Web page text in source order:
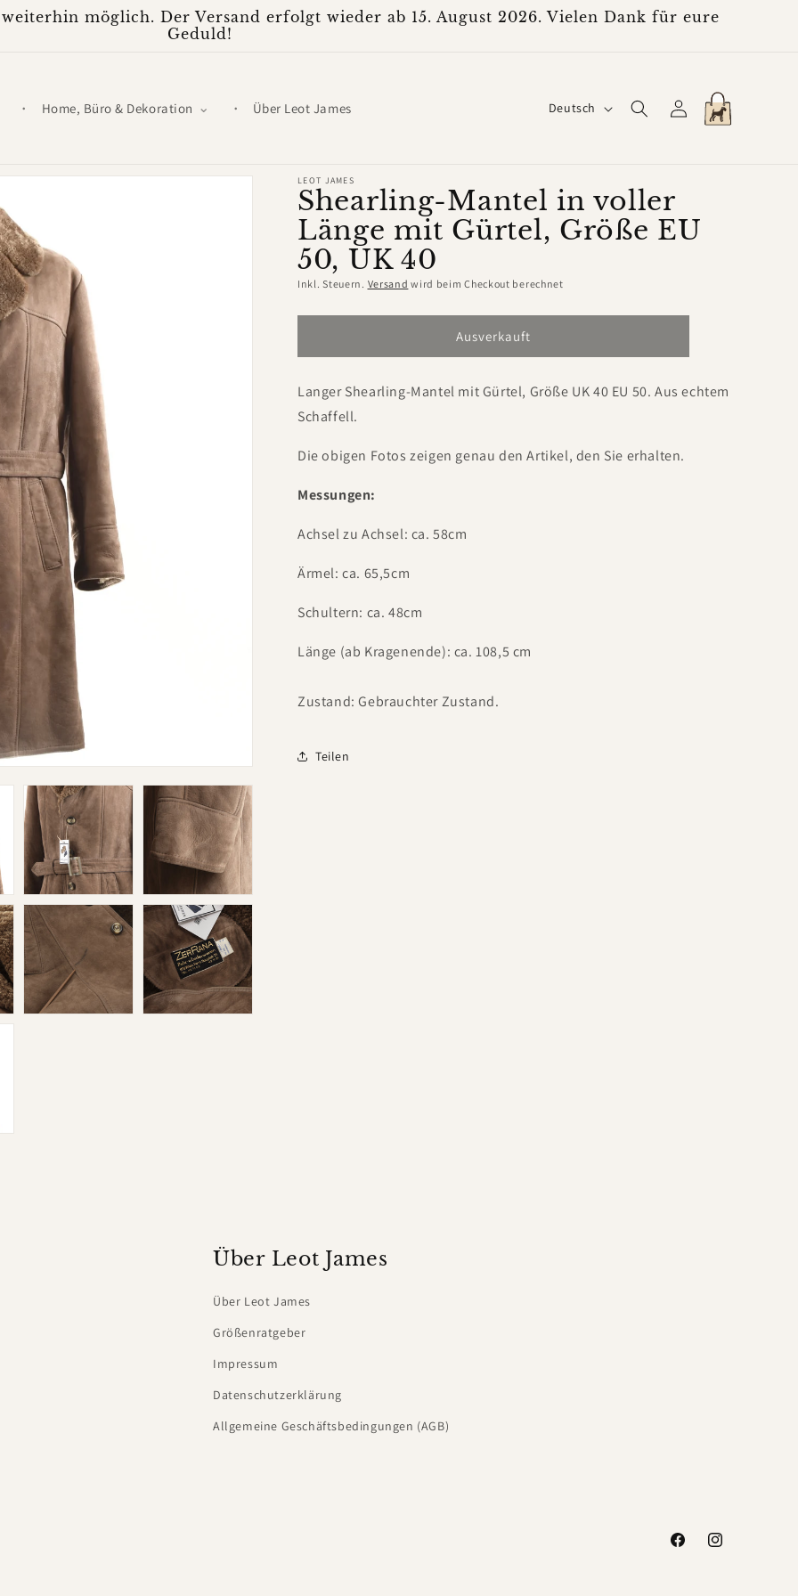
möglich. Der Versand erfolgt wieder ab 15. August 2026. Vielen Dank für eure
Geduld!
Home, Büro & Dekoration Über Leot James
S
a
c
e
Deutsch EinloggenWarenkorb
LEOT JAMES
Shearling-Mantel in voller
Länge mit Gürtel, Größe EU
50, UK 40
Inkl. Steuern. Versand wird beim Checkout berechnet
Ausverkauft
Langer Shearling-Mantel mit Gürtel, Größe UK 40 EU 50. Aus echtem
Schaffell.
Die obigen Fotos zeigen genau den Artikel, den Sie erhalten.
Messungen:
Achsel zu Achsel: ca. 58cm
Ärmel: ca. 65,5cm
Schultern: ca. 48cm
Länge (ab Kragenende): ca. 108,5 cm
Zustand: Gebrauchter Zustand.
Teilen
Über Leot James
Über Leot James
Größenratgeber
Impressum
Datenschutzerklärung
Allgemeine Geschäftsbedingungen (AGB)
FacebookInstagram